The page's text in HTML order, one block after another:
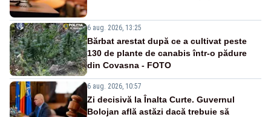
6 aug. 2026, 13:25
Bărbat arestat după ce a cultivat peste
130 de plante de canabis într-o pădure
din Covasna - FOTO
6 aug. 2026, 10:57
Zi decisivă la Înalta Curte. Guvernul
Bolojan află astăzi dacă trebuie să